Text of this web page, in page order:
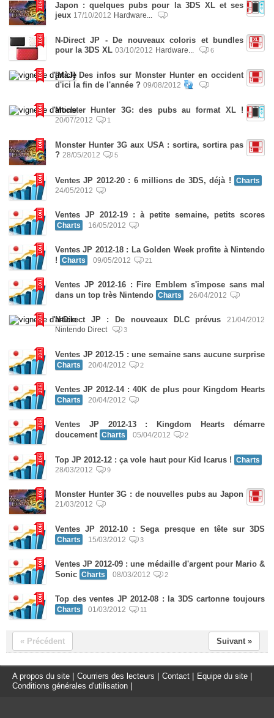
Japon : quelques pubs pour la 3DS XL et ses
jeux 17/10/2012 Hardware...
N-Direct JP - De nouveaux coloris et bundles
pour la 3DS XL 03/10/2012 Hardware... 6
[MàJ] Des infos sur Monster Hunter en occident
d'ici la fin de l'année ? 09/08/2012
Monster Hunter 3G: des pubs au format XL !
20/07/2012 1
Monster Hunter 3G aux USA : sortira, sortira pas
? 28/05/2012 5
Ventes JP 2012-20 : 6 millions de 3DS, déjà !
Charts
24/05/2012
Ventes JP 2012-19 : à petite semaine, petits scores
Charts 16/05/2012
Ventes JP 2012-18 : La Golden Week profite à Nintendo
!
Charts 09/05/2012 21
Ventes JP 2012-16 : Fire Emblem s'impose sans mal
dans un top très Nintendo Charts 26/04/2012
N-Direct JP : De nouveaux DLC prévus
21/04/2012
Nintendo Direct
3
Ventes JP 2012-15 : une semaine sans aucune surprise
Charts 20/04/2012 2
Ventes JP 2012-14 : 40K de plus pour Kingdom Hearts
Charts 20/04/2012
Ventes JP 2012-13 : Kingdom Hearts démarre
doucement Charts 05/04/2012 2
Top JP 2012-12 : ça vole haut pour Kid Icarus !
Charts
28/03/2012
9
Monster Hunter 3G : de nouvelles pubs au Japon
21/03/2012
Ventes JP 2012-10 : Sega presque en tête sur 3DS
Charts 15/03/2012 3
Ventes JP 2012-09 : une médaille d'argent pour Mario &
Sonic Charts 08/03/2012 2
Top des ventes JP 2012-08 : la 3DS cartonne toujours
Charts 01/03/2012 11
« Précédent Suivant »
A propos du site Courriers des lecteurs Contact Equipe du site
Conditions générales d'utilisation